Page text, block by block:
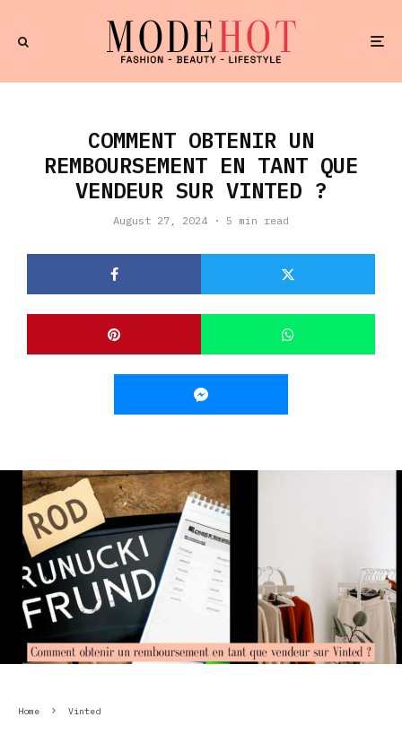
COMMENT OBTENIR UN
REMBOURSEMENT EN TANT QUE
VENDEUR SUR VINTED ?
August 27, 2024 · 5 min read
Home Vinted